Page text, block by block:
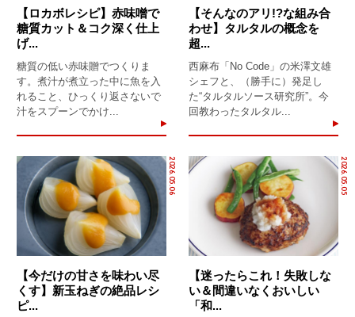
【ロカボレシピ】赤味噌で
糖質カット＆コク深く仕上
げ...
糖質の低い赤味贈でつくりま
す。煮汁が煮立った中に魚を入
れること、ひっくり返さないで
汁をスプーンでかけ...
【そんなのアリ!?な組み合
わせ】タルタルの概念を
超...
西麻布「No Code」の米澤文雄
シェフと、（勝手に）発足し
た“タルタルソース研究所”。今
回教わったタルタル...
2026.05.06
【今だけの甘さを味わい尽
くす】新玉ねぎの絶品レシ
ピ...
2026.05.05
【迷ったらこれ！失敗しな
い＆間違いなくおいしい
「和...